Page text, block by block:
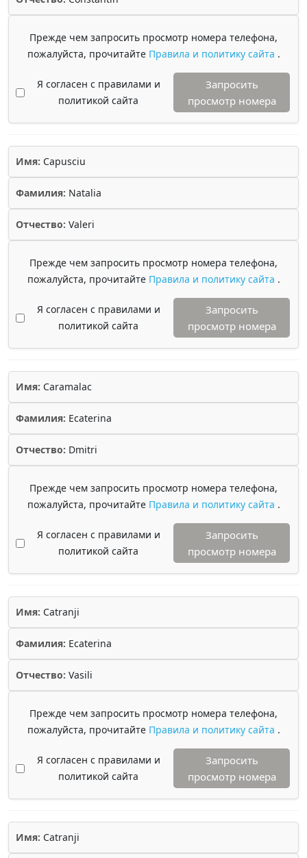
Прежде чем запросить просмотр номера телефона,
пожалуйста, прочитайте Правила и политику сайта .
Я согласен с правилами и
политикой сайта
Запросить
просмотр номера
Имя: Capusciu
Фамилия: Natalia
Отчество: Valeri
Прежде чем запросить просмотр номера телефона,
пожалуйста, прочитайте Правила и политику сайта .
Я согласен с правилами и
политикой сайта
Запросить
просмотр номера
Имя: Caramalac
Фамилия: Ecaterina
Отчество: Dmitri
Прежде чем запросить просмотр номера телефона,
пожалуйста, прочитайте Правила и политику сайта .
Я согласен с правилами и
политикой сайта
Запросить
просмотр номера
Имя: Catranji
Фамилия: Ecaterina
Отчество: Vasili
Прежде чем запросить просмотр номера телефона,
пожалуйста, прочитайте Правила и политику сайта .
Я согласен с правилами и
политикой сайта
Запросить
просмотр номера
Имя: Catranji